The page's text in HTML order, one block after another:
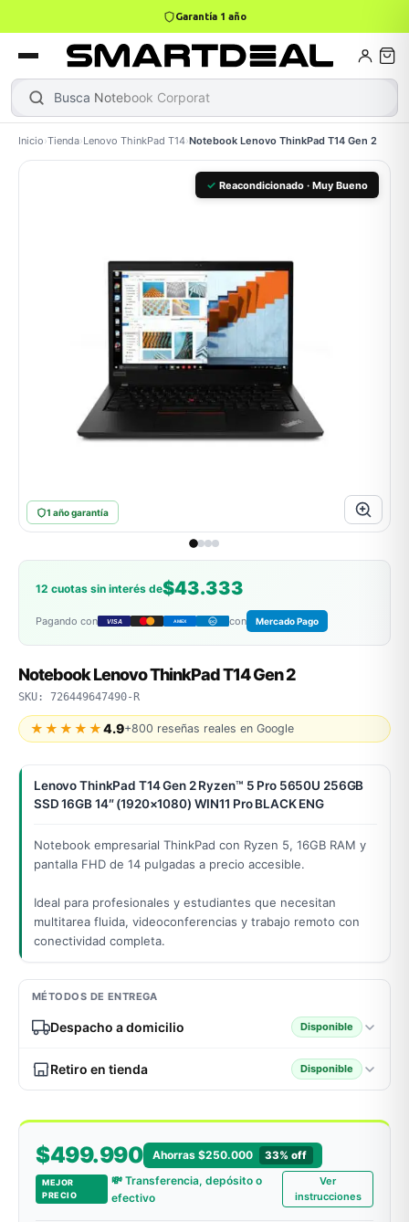
4,9 · +800 reseñas Google
Busca Notebook Corporativo
Inicio›Tienda›Lenovo ThinkPad T14›Notebook Lenovo ThinkPad T14 Gen 2
✓ Reacondicionado · Muy Bueno
1 año garantía
12 cuotas sin interés de$43.333
Pagando con VISA AMEX DC con Mercado Pago
Notebook Lenovo ThinkPad T14 Gen 2
SKU: 726449647490-R
★★★★★4.9+800 reseñas reales en Google
Lenovo ThinkPad T14 Gen 2 Ryzen™ 5 Pro 5650U 256GB
SSD 16GB 14″ (1920×1080) WIN11 Pro BLACK ENG
Notebook empresarial ThinkPad con Ryzen 5, 16GB RAM y
pantalla FHD de 14 pulgadas a precio accesible.
Ideal para profesionales y estudiantes que necesitan
multitarea fluida, videoconferencias y trabajo remoto con
conectividad completa.
MÉTODOS DE ENTREGA
Despacho a domicilio Disponible
Retiro en tienda Disponible
$499.990 Ahorras $250.000 33% off
MEJOR
PRECIO
💸 Transferencia, depósito o
efectivo
Ver
instrucciones